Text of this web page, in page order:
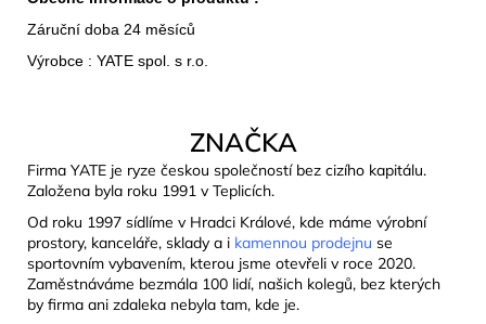
Záruční doba 24 měsíců
Výrobce : YATE spol. s r.o.
ZNAČKA
Firma YATE je ryze českou společností bez cizího kapitálu.
Založena byla roku 1991 v Teplicích.
Od roku 1997 sídlíme v Hradci Králové, kde máme výrobní
prostory, kanceláře, sklady a i kamennou prodejnu se
sportovním vybavením, kterou jsme otevřeli v roce 2020.
Zaměstnáváme bezmála 100 lidí, našich kolegů, bez kterých
by firma ani zdaleka nebyla tam, kde je.